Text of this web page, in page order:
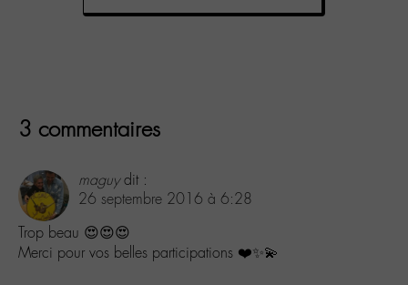
3 commentaires
maguy dit :
26 septembre 2016 à 6:28
Trop beau 😍😍😍
Merci pour vos belles participations ❤️✨💫